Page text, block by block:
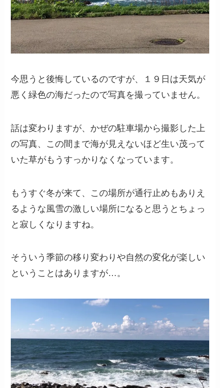
今思うと後悔しているのですが、１９日は天気が
悪く緑色の海だったので写真を撮っていません。
話は変わりますが、かぜの駐車場から撮影した上
の写真、この間まで海が見えないほど生い茂って
いた草がもうすっかりなくなっています。
もうすぐ冬が来て、この場所が通行止めもありえ
るような風雪の激しい場所になると思うとちょっ
と寂しくなりますね。
そういう季節の移り変わりや自然の変化が楽しい
ということはありますが…。